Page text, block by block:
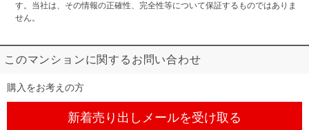
す。当社は、その情報の正確性、完全性等について保証するものではありま
せん。
このマンションに関するお問い合わせ
購入をお考えの方
新着売り出しメールを受け取る